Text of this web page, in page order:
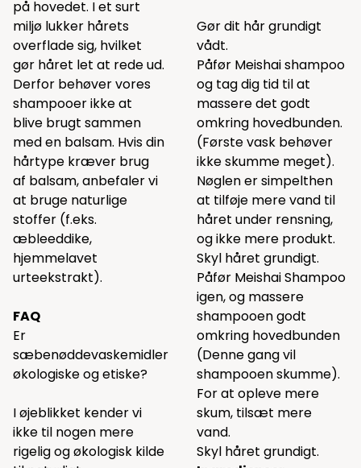
på hovedet. I et surt
miljø lukker hårets
overflade sig, hvilket
gør håret let at rede ud.
Derfor behøver vores
shampooer ikke at
blive brugt sammen
med en balsam. Hvis din
hårtype kræver brug
af balsam, anbefaler vi
at bruge naturlige
stoffer (f.eks.
æbleeddike,
hjemmelavet
urteekstrakt).
FAQ
Er
sæbenøddevaskemidler
økologiske og etiske?
I øjeblikket kender vi
ikke til nogen mere
rigelig og økologisk kilde
Gør dit hår grundigt
vådt.
Påfør Meishai shampoo
og tag dig tid til at
massere det godt
omkring hovedbunden.
(Første vask behøver
ikke skumme meget).
Nøglen er simpelthen
at tilføje mere vand til
håret under rensning,
og ikke mere produkt.
Skyl håret grundigt.
Påfør Meishai Shampoo
igen, og massere
shampooen godt
omkring hovedbunden
(Denne gang vil
shampooen skumme).
For at opleve mere
skum, tilsæt mere
vand.
Skyl håret grundigt.